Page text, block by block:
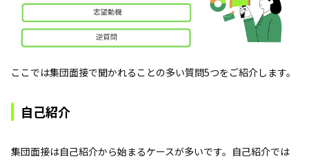
ここでは集団面接で聞かれることの多い質問5つをご紹介します。
自己紹介
集団面接は自己紹介から始まるケースが多いです。自己紹介では